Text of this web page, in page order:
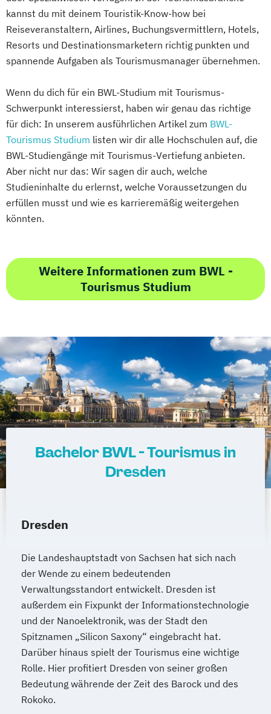
kannst du mit deinem Touristik-Know-how bei
Reiseveranstaltern, Airlines, Buchungsvermittlern, Hotels,
Resorts und Destinationsmarketern richtig punkten und
spannende Aufgaben als Tourismusmanager übernehmen.
Wenn du dich für ein BWL-Studium mit Tourismus-
Schwerpunkt interessierst, haben wir genau das richtige
für dich: In unserem ausführlichen Artikel zum BWL-
Tourismus Studium listen wir dir alle Hochschulen auf, die
BWL-Studiengänge mit Tourismus-Vertiefung anbieten.
Aber nicht nur das: Wir sagen dir auch, welche
Studieninhalte du erlernst, welche Voraussetzungen du
erfüllen musst und wie es karrieremäßig weitergehen
könnten.
Weitere Informationen zum BWL -
Tourismus Studium
Bachelor BWL - Tourismus in
Dresden
Dresden
Die Landeshauptstadt von Sachsen hat sich nach
der Wende zu einem bedeutenden
Verwaltungsstandort entwickelt. Dresden ist
außerdem ein Fixpunkt der Informationstechnologie
und der Nanoelektronik, was der Stadt den
Spitznamen „Silicon Saxony“ eingebracht hat.
Darüber hinaus spielt der Tourismus eine wichtige
Rolle. Hier profitiert Dresden von seiner großen
Bedeutung währende der Zeit des Barock und des
Rokoko.